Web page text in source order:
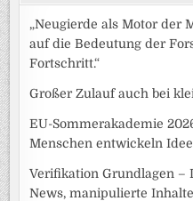
„Neugierde als Motor der
auf die Bedeutung der
Fortschritt.“
Großer Zulauf auch bei
EU-Sommerakademie
Menschen entwickeln
Verifikation Grundlagen –
News, manipulierte